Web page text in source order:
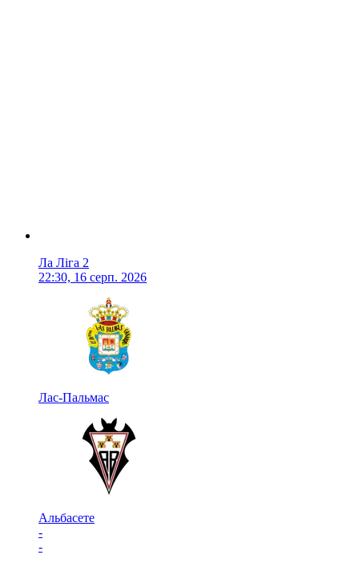
Ла Ліга 2
22:30, 16 серп. 2026
Лас-Пальмас
Альбасете
-
-